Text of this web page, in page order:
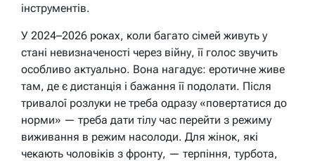
інструментів.
У 2024–2026 роках, коли багато сімей живуть у
стані невизначеності через війну, її голос звучить
особливо актуально. Вона нагадує: еротичне живе
там, де є дистанція і бажання її подолати. Після
тривалої розлуки не треба одразу «повертатися до
норми» — треба дати тілу час перейти з режиму
виживання в режим насолоди. Для жінок, які
чекають чоловіків з фронту, — терпіння, турбота,